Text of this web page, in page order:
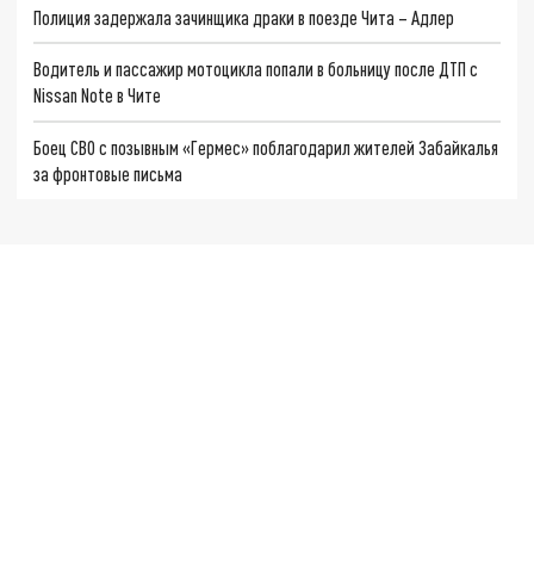
Полиция задержала зачинщика драки в поезде Чита – Адлер
Водитель и пассажир мотоцикла попали в больницу после ДТП с
Nissan Note в Чите
Боец СВО с позывным «Гермес» поблагодарил жителей Забайкалья
за фронтовые письма